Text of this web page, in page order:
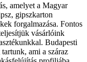
amelyet a Magyar
gipszkarton
forgalmazása. Fontos
vásárlóink
Budapesti
ami a száraz